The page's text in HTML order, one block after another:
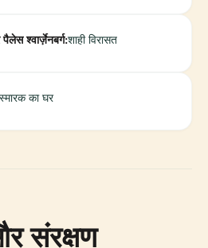
श्वार्ज़ेनबर्ग:शाही विरासत
का घर
संरक्षण